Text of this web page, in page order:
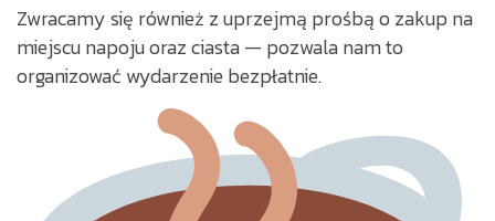
Zwracamy się również z uprzejmą prośbą o zakup na
miejscu napoju oraz ciasta — pozwala nam to
organizować wydarzenie bezpłatnie.